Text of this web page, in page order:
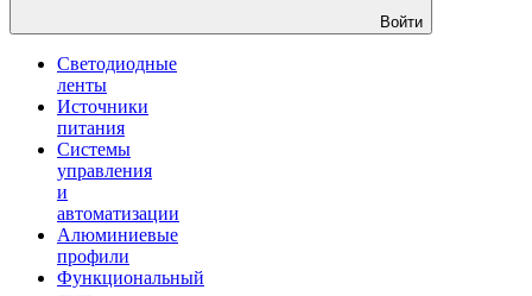
Войти
Светодиодные
ленты
Источники
питания
Системы
управления
и
автоматизации
Алюминиевые
профили
Функциональный